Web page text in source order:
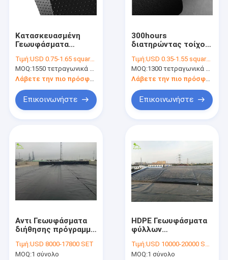
Γύρος εργοστασίων
Ποιοτικός έλεγχος
Ζητήστε ένα απόσπασμα
Ύφασμα Geotech
Ύφασμα Γεωμεμβράνη
σύνθετη γεωμεμβράνη
Μη υφανθε'ν Γεωυφάσματα ύφασμα
Κατασκευασμένη
Γεωυφάσματα
μήκους 200m
κάλυψη αναχωμάτων
πλημμυρών
σταθεροποίησης
Τιμή:USD 0.75-1.65 square meters
MOQ:1550 τετραγωνικά μέτρα
Λάβετε την πιο πρόσφατη τιμή
Επικοινωνήστε
300hours
διατηρώντας τοίχος
αντίστασης πίεσης
για την απότομη
προστασία κλίσεων
Τιμή:USD 0.35-1.55 square meters
MOQ:1300 τετραγωνικά μέτρα
Επικοινωνήστε
Αντι Γεωυφάσματα
διήθησης πρόγραμμα
της γραμμής λιμνών
Γεωμεμβράνη για τη
Τιμή:USD 8000-17800 SET
MOQ:1 σύνολο
HDPE Γεωυφάσματα
φύλλων
πρόγραμμα
προστασίας κλίσεων
Τιμή:USD 10000-20000 SET
MOQ:1 σύνολο